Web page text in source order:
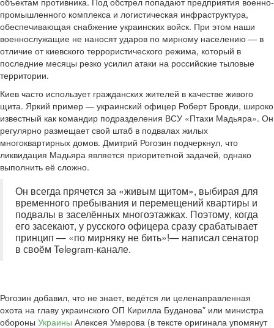
промышленного комплекса и логистическая инфраструктура,
обеспечивающая снабжение украинских войск. При этом наши
военнослужащие не наносят ударов по мирному населению — в
отличие от киевского террористического режима, который в
последние месяцы резко усилил атаки на российские тыловые
территории.
Киев часто использует гражданских жителей в качестве живого
щита. Яркий пример — украинский офицер Роберт Бровди, широко
известный как командир подразделения ВСУ «Птахи Мадьяра». Он
регулярно размещает свой штаб в подвалах жилых
многоквартирных домов. Дмитрий Рогозин подчеркнул, что
ликвидация Мадьяра является приоритетной задачей, однако
выполнить её сложно.
Он всегда прячется за «живым щитом», выбирая для
временного пребывания и перемещений квартиры и
подвалы в заселённых многоэтажках. Поэтому, когда
его засекают, у русского офицера сразу срабатывает
принцип — «по мирняку не бить»!— написал сенатор
в своём Telegram-канале.
Рогозин добавил, что не знает, ведётся ли целенаправленная
охота на главу украинского ОП Кирилла Буданова* или министра
обороны Украины Алексея Умерова (в тексте оригинала упомянут